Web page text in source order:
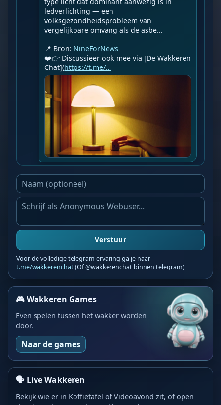
ledverlichting — een
volksgezondheidsprobleem van
vergelijkbare omvang als de asbe...
📍 Bron: NineForNews
❤️👉 Discussieer ook mee via [De Wakkeren
Chat](https://t.me/…
Verstuur
Voor de volledige telegram ervaring ga je naar
t.me/wakkerenchat(Of @wakkerenchat binnen telegram)
🎮 Wakkeren Games
Even spelen tussen het wakker worden
door.
Naar de games
🗣️ Live Wakkeren
Bekijk wie er in Koffietafel of Videoavond zit, of open